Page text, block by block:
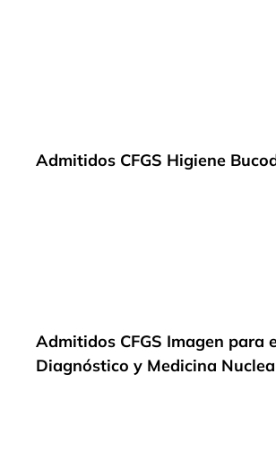
Admitidos CFGS Higiene
Admitidos CFGS Imagen para
Diagnóstico y Medicina